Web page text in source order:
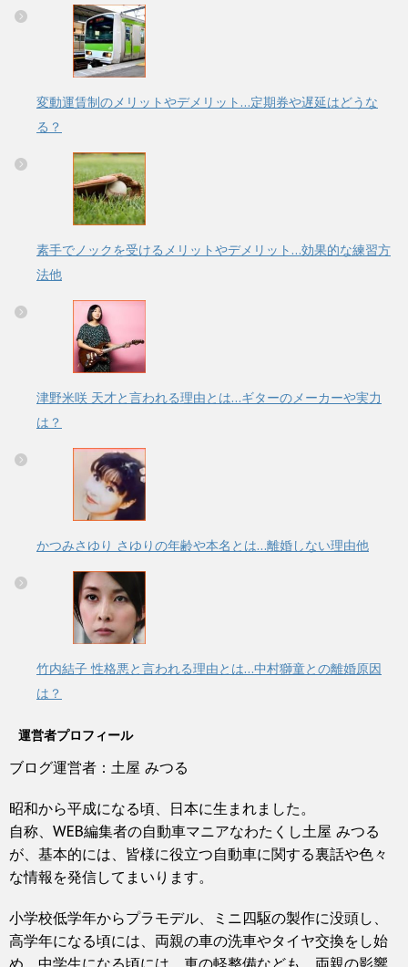
変動運賃制のメリットやデメリット…定期券や遅延はどうな
る？
素手でノックを受けるメリットやデメリット…効果的な練習方
法他
津野米咲 天才と言われる理由とは…ギターのメーカーや実力
は？
かつみさゆり さゆりの年齢や本名とは…離婚しない理由他
竹内結子 性格悪と言われる理由とは…中村獅童との離婚原因
は？
運営者プロフィール
ブログ運営者：土屋 みつる
昭和から平成になる頃、日本に生まれました。
自称、WEB編集者の自動車マニアなわたくし土屋 みつる
が、基本的には、皆様に役立つ自動車に関する裏話や色々
な情報を発信してまいります。
小学校低学年からプラモデル、ミニ四駆の製作に没頭し、
高学年になる頃には、両親の車の洗車やタイヤ交換をし始
め、中学生になる頃には、車の軽整備なども、両親の影響